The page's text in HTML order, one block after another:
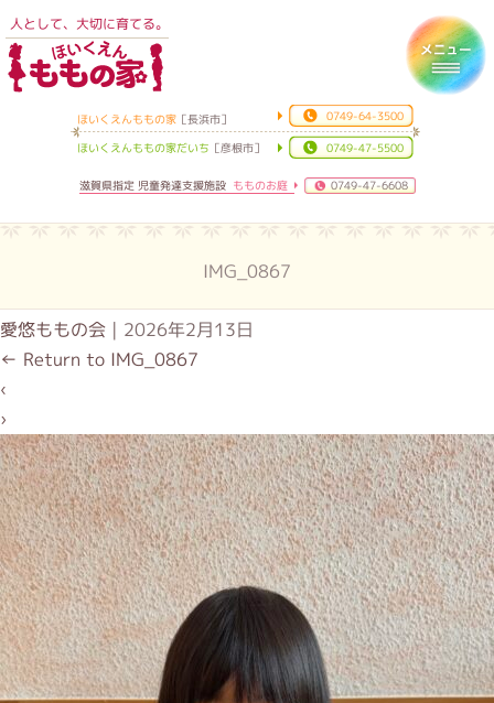
人として、大切に育てる。
ほいくえんももの家 ［長浜市］ 0749-64-3500
ほいくえんももの家だいち ［彦根市］ 0749-47-5500
滋賀県指定 児童発達支援施設もものお庭 0749-47-6608
IMG_0867
愛悠ももの会 | 2026年2月13日
← Return to IMG_0867
‹
›